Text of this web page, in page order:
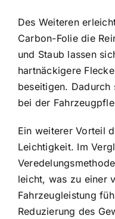
Des Weiteren
Carbon-Folie die
und Staub lassen
hartnäckigere
beseitigen. Dadurch
bei der
Ein weiterer Vorteil
Leichtigkeit. Im
leicht, was zu einer
Fahrzeugleistung
Reduzierung des